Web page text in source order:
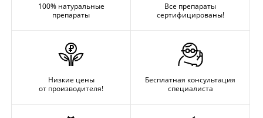
100% натуральные
препараты
Все препараты
сертифицированы!
Низкие цены
от производителя!
Бесплатная консультация
специалиста